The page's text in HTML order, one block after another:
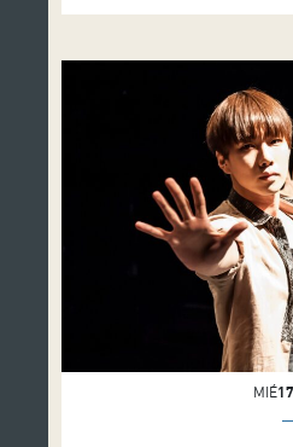
Blood, Trial es un
MIÉ17